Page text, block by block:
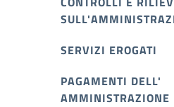
SERVIZI EROGATI
PAGAMENTI DELL'
AMMINISTRAZIONE